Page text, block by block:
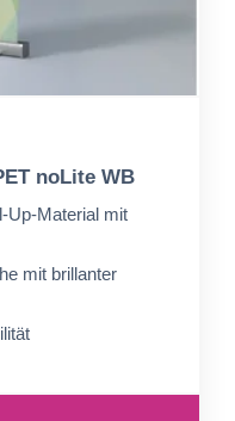
noLite WB
Up-Material mit
mit brillanter